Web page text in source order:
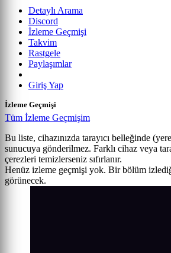
Detaylı Arama
Discord
İzleme Geçmişi
Takvim
Rastgele
Paylaşımlar
Giriş Yap
İzleme Geçmişi
Tüm İzleme Geçmişim
Bu liste, cihazınızda tarayıcı belleğinde
sunucuya gönderilmez. Farklı cihaz veya
çerezleri temizlerseniz sıfırlanır.
Henüz izleme geçmişi yok. Bir bölüm
görünecek.